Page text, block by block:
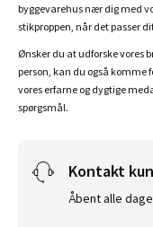
byggevarehus nær dig med
stikproppen, når det passer
Ønsker du at udforske vores
person, kan du også komme
vores erfarne og dygtige
spørgsmål.
Kontakt
Åbent alle